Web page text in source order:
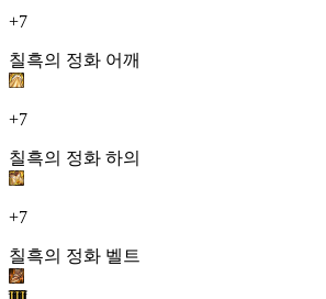
+7
칠흑의 정화 어깨
+7
칠흑의 정화 하의
+7
칠흑의 정화 벨트